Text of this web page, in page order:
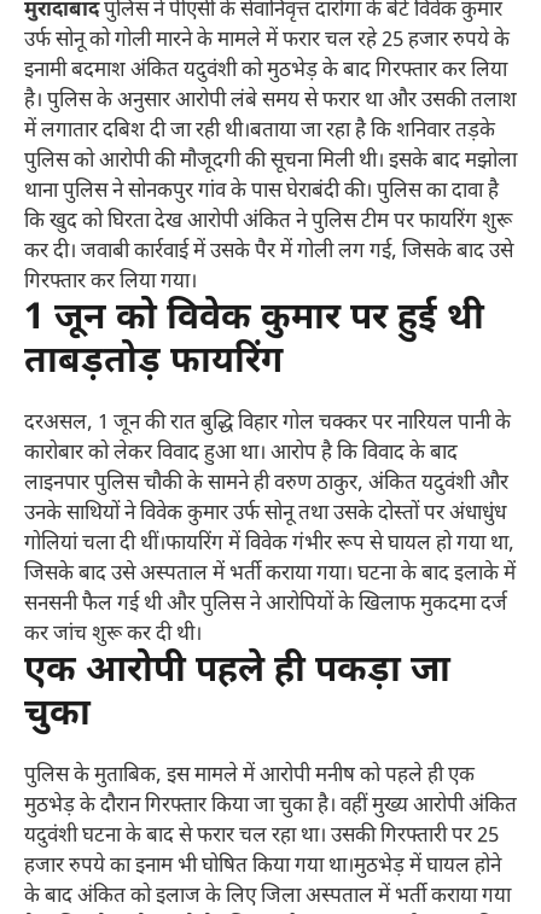
मुरादाबादपुलिस ने पीएसी के सेवानिवृत्त दारोगा के बेटे विवेक कुमार
उर्फ सोनू को गोली मारने के मामले में फरार चल रहे 25 हजार रुपये के
इनामी बदमाश अंकित यदुवंशी को मुठभेड़ के बाद गिरफ्तार कर लिया
है। पुलिस के अनुसार आरोपी लंबे समय से फरार था और उसकी तलाश
में लगातार दबिश दी जा रही थी।बताया जा रहा है कि शनिवार तड़के
पुलिस को आरोपी की मौजूदगी की सूचना मिली थी। इसके बाद मझोला
थाना पुलिस ने सोनकपुर गांव के पास घेराबंदी की। पुलिस का दावा है
कि खुद को घिरता देख आरोपी अंकित ने पुलिस टीम पर फायरिंग शुरू
कर दी। जवाबी कार्रवाई में उसके पैर में गोली लग गई, जिसके बाद उसे
गिरफ्तार कर लिया गया।
1 जून को विवेक कुमार पर हुई थी
ताबड़तोड़ फायरिंग
दरअसल, 1 जून की रात बुद्धि विहार गोल चक्कर पर नारियल पानी के
कारोबार को लेकर विवाद हुआ था। आरोप है कि विवाद के बाद
लाइनपार पुलिस चौकी के सामने ही वरुण ठाकुर, अंकित यदुवंशी और
उनके साथियों ने विवेक कुमार उर्फ सोनू तथा उसके दोस्तों पर अंधाधुंध
गोलियां चला दी थीं।फायरिंग में विवेक गंभीर रूप से घायल हो गया था,
जिसके बाद उसे अस्पताल में भर्ती कराया गया। घटना के बाद इलाके में
सनसनी फैल गई थी और पुलिस ने आरोपियों के खिलाफ मुकदमा दर्ज
कर जांच शुरू कर दी थी।
एक आरोपी पहले ही पकड़ा जा
चुका
पुलिस के मुताबिक, इस मामले में आरोपी मनीष को पहले ही एक
मुठभेड़ के दौरान गिरफ्तार किया जा चुका है। वहीं मुख्य आरोपी अंकित
यदुवंशी घटना के बाद से फरार चल रहा था। उसकी गिरफ्तारी पर 25
हजार रुपये का इनाम भी घोषित किया गया था।मुठभेड़ में घायल होने
के बाद अंकित को इलाज के लिए जिला अस्पताल में भर्ती कराया गया